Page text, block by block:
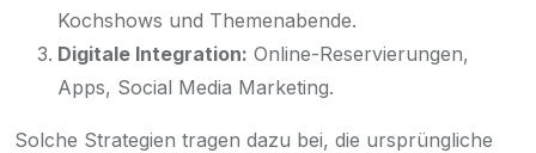
Kochshows und Themenabende.
Digitale Integration: Online-Reservierungen,
Apps, Social Media Marketing.
Solche Strategien tragen dazu bei, die ursprüngliche